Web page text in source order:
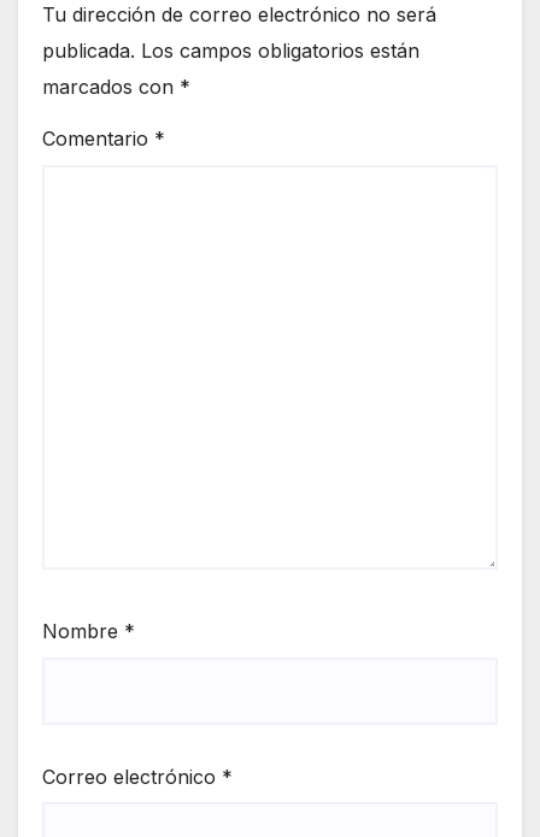
Tu dirección de correo electrónico no será
publicada. Los campos obligatorios están
marcados con *
Comentario *
Nombre *
Correo electrónico *